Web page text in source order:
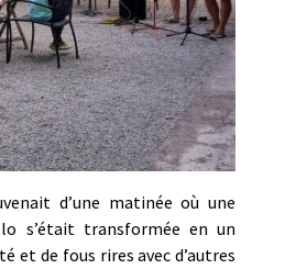
d’une matinée où une
s’était transformée en un
et de fous rires avec d’autres